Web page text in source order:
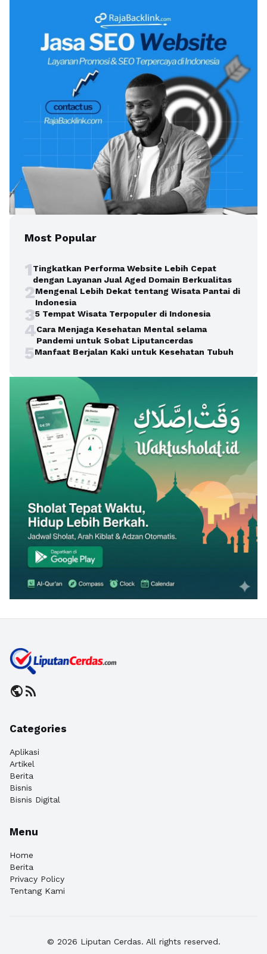
Most Popular
1Tingkatkan Performa Website Lebih Cepat
dengan Layanan Jual Aged Domain Berkualitas
2Mengenal Lebih Dekat tentang Wisata Pantai di
Indonesia
35 Tempat Wisata Terpopuler di Indonesia
4Cara Menjaga Kesehatan Mental selama
Pandemi untuk Sobat Liputancerdas
5Manfaat Berjalan Kaki untuk Kesehatan Tubuh
publicrss_feed
Categories
Aplikasi
Artikel
Berita
Bisnis
Bisnis Digital
Menu
Home
Berita
Privacy Policy
Tentang Kami
© 2026 Liputan Cerdas. All rights reserved.